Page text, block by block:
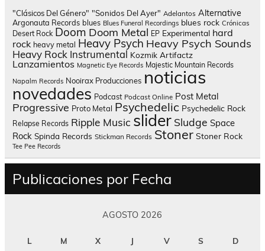
"Clásicos Del Género" "Sonidos Del Ayer" Adelantos Alternative
Argonauta Records blues Blues Funeral Recordings blues rock Crónicas
Desert Rock Doom Doom Metal EP Experimental hard
rock heavy metal Heavy Psych Heavy Psych Sounds
Heavy Rock Instrumental Kozmik Artifactz
Lanzamientos Magnetic Eye Records Majestic Mountain Records
Napalm Records Nooirax Producciones noticias
novedades Podcast Podcast Online Post Metal
Progressive Proto Metal Psychedelic Psychedelic Rock
Relapse Records Ripple Music slider Sludge Space
Rock Spinda Records Stickman Records Stoner Stoner Rock
Tee Pee Records
Publicaciones por Fecha
AGOSTO 2026
L M X J V S D